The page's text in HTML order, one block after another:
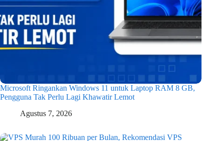
Microsoft Ringankan Windows 11 untuk Laptop RAM 8 GB,
Pengguna Tak Perlu Lagi Khawatir Lemot
Agustus 7, 2026